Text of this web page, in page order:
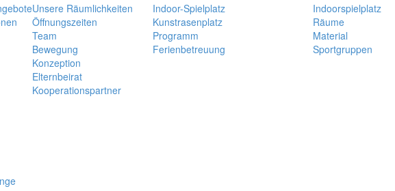
Unsere Räumlichkeiten
Öffnungszeiten
Team
Bewegung
Konzeption
Elternbeirat
Kooperationspartner
Indoor-Spielplatz
Kunstrasenplatz
Programm
Ferienbetreuung
Indoorspielplatz
Räume
Material
Sportgruppen